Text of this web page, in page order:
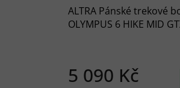
ALTRA Pánské trekové
OLYMPUS 6 HIKE MID
5 090 Kč